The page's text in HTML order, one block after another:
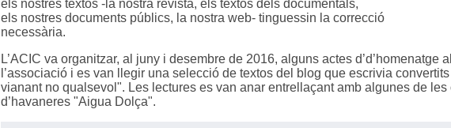
els nostres textos -la nostra revista, els textos dels documentals,
els nostres documents públics, la nostra web- tinguessin la correcció
necessària.
L’ACIC va organitzar, al juny i desembre de 2016, alguns actes
l’associació i es van llegir una selecció de textos del blog que escrivia
vianant no qualsevol". Les lectures es van anar entrellaçant amb algunes de
d’havaneres "Aigua Dolça".